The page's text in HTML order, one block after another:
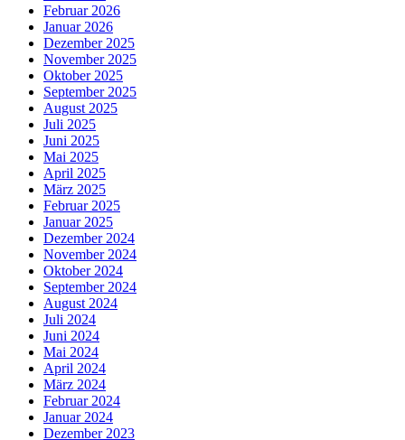
Februar 2026
Januar 2026
Dezember 2025
November 2025
Oktober 2025
September 2025
August 2025
Juli 2025
Juni 2025
Mai 2025
April 2025
März 2025
Februar 2025
Januar 2025
Dezember 2024
November 2024
Oktober 2024
September 2024
August 2024
Juli 2024
Juni 2024
Mai 2024
April 2024
März 2024
Februar 2024
Januar 2024
Dezember 2023